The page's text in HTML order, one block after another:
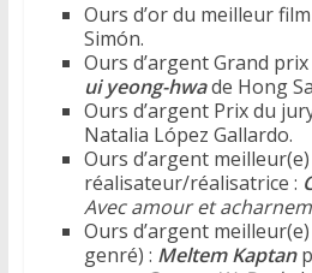
Ours d’or du meilleur film
Simón.
Ours d’argent Grand
ui yeong-hwade Hong
Ours d’argent Prix du
Natalia López Gallardo.
Ours d’argent meilleur(e)
réalisateur/réalisatrice :
Avec amour et
Ours d’argent
genré) : Meltem Kaptan